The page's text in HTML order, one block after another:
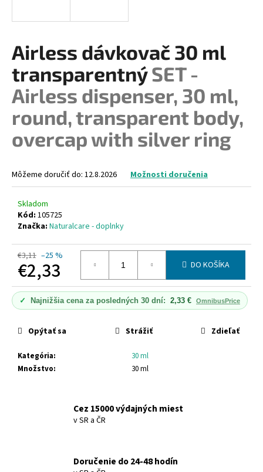
Airless dávkovač 30 ml
transparentnýSET -
Airless dispenser, 30 ml,
round, transparent body,
overcap with silver ring
Môžeme doručiť do: 12.8.2026 Možnosti doručenia
Skladom
Kód: 105725
Značka: Naturalcare - doplnky
€3,11 –25 %
€2,33
Jednotková
cena:
DO KOŠÍKA
✓ Najnižšia cena za posledných 30 dní: 2,33 € OmnibusPrice
Kategória:
30 ml
Množstvo: 30 ml
Opýtať sa Strážiť Zdieľať
Cez 15000 výdajných miest
v SR a ČR
Doručenie do 24-48 hodín
s
ť
?
HĽADAŤ
O
d
p
o
ú
m
e
DONKEY
HYDRATAČNÝ
ŠAMPÓN